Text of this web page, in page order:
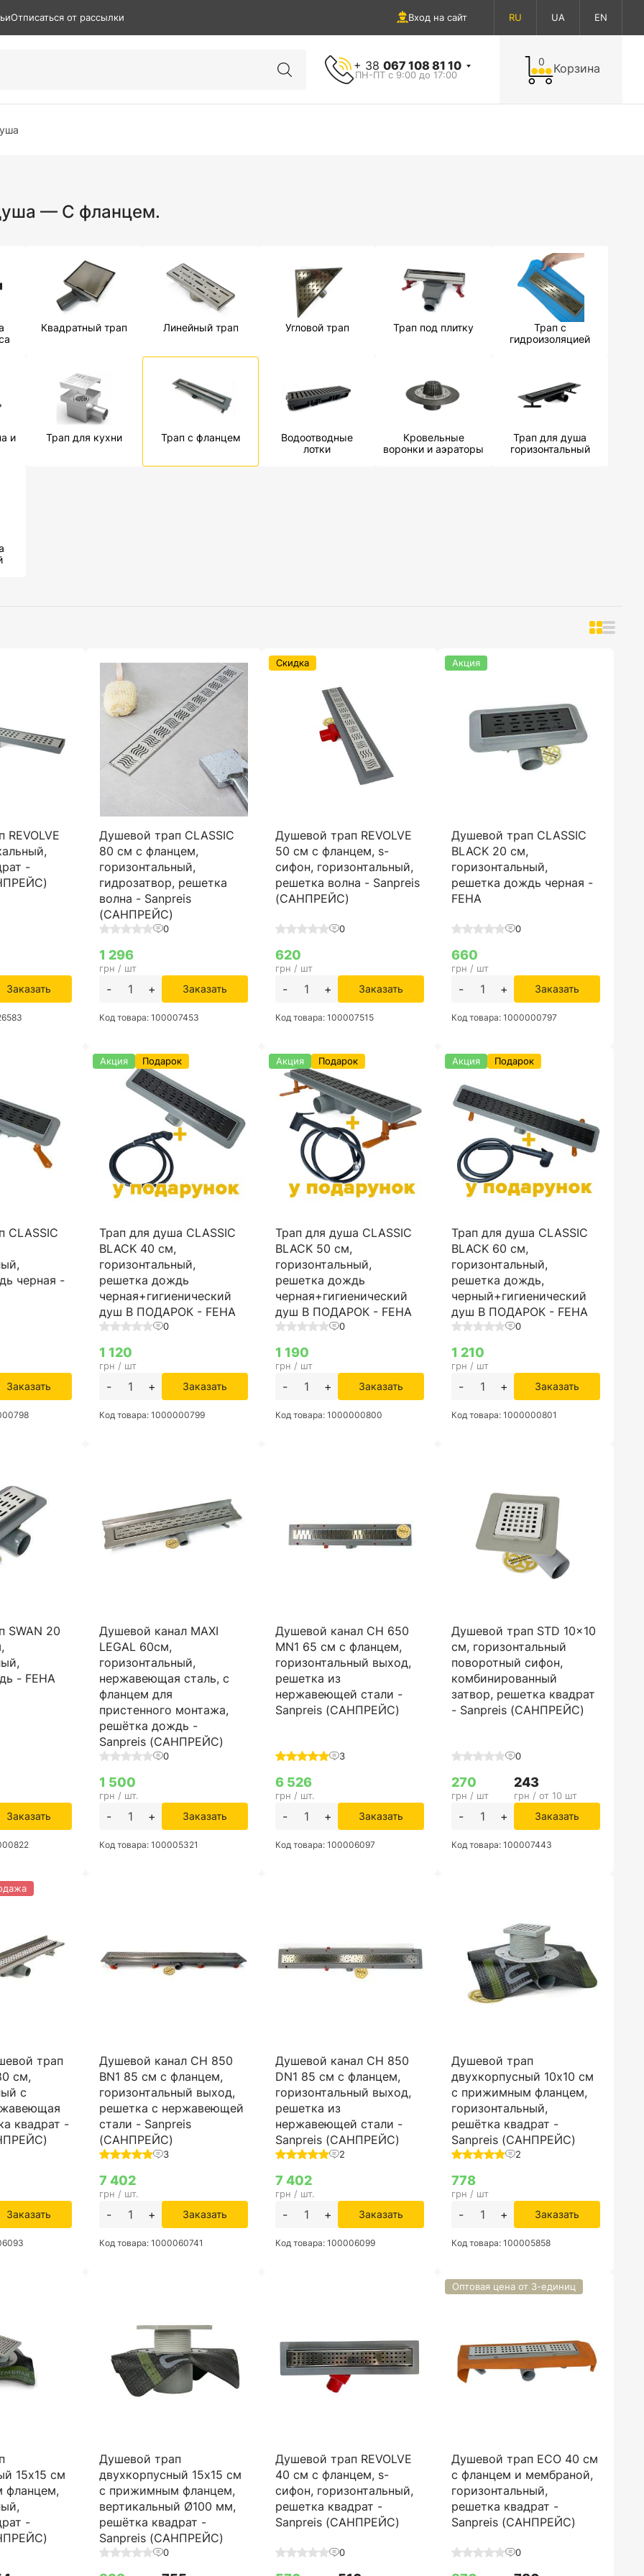
Отписаться от рассылки Вход на сайт RU UA EN
+ 38 067 108 81 10
ПН-ПТ с 9:00 до 17:00
0 Корзина
— С фланцем.
Квадратный трап Линейный трап Угловой трап Трап под плитку
Трап с
гидроизоляцией
и
Трап для кухни Трап с фланцем
Водоотводные
лотки
Кровельные
воронки и аэраторы
Трап для душа
горизонтальный
-
Заказать
Душевой трап CLASSIC
80 см с фланцем,
горизонтальный,
гидрозатвор, решетка
волна - Sanpreis
(САНПРЕЙС)
0
1 296
грн / шт
- + Заказать
Код товара: 100007453
Душевой трап REVOLVE
50 см с фланцем, s-
сифон, горизонтальный,
решетка волна - Sanpreis
(САНПРЕЙС)
0
Скидка
620
грн / шт
- + Заказать
Код товара: 100007515
Душевой трап CLASSIC
BLACK 20 см,
горизонтальный,
решетка дождь черная -
FEHA
0
Акция
660
грн / шт
- + Заказать
Код товара: 1000000797
CLASSIC
черная -
Заказать
Трап для душа CLASSIC
BLACK 40 см,
горизонтальный,
решетка дождь
черная+гигиенический
душ В ПОДАРОК - FEHA
0
Акция Подарок
1 120
грн / шт
- + Заказать
Код товара: 1000000799
Трап для душа CLASSIC
BLACK 50 см,
горизонтальный,
решетка дождь
черная+гигиенический
душ В ПОДАРОК - FEHA
0
Акция Подарок
1 190
грн / шт
- + Заказать
Код товара: 1000000800
Трап для душа CLASSIC
BLACK 60 см,
горизонтальный,
решетка дождь,
черный+гигиенический
душ В ПОДАРОК - FEHA
0
Акция Подарок
1 210
грн / шт
- + Заказать
Код товара: 1000000801
SWAN 20
- FEHA
Заказать
Душевой канал MAXI
LEGAL 60см,
горизонтальный,
нержавеющая сталь, с
фланцем для
пристенного монтажа,
решётка дождь -
Sanpreis (САНПРЕЙС)
0
1 500
грн / шт.
- + Заказать
Код товара: 100005321
Душевой канал CH 650
MN1 65 см с фланцем,
горизонтальный выход,
решетка из
нержавеющей стали -
Sanpreis (САНПРЕЙС)
3
6 526
грн / шт.
- + Заказать
Код товара: 100006097
Душевой трап STD 10x10
см, горизонтальный
поворотный сифон,
комбинированный
затвор, решетка квадрат
- Sanpreis (САНПРЕЙС)
0
270
грн / шт
243
грн / от 10 шт
- + Заказать
Код товара: 100007443
трап
см,
с
квадрат -
Заказать
Душевой канал CH 850
BN1 85 см с фланцем,
горизонтальный выход,
решетка с нержавеющей
стали - Sanpreis
(САНПРЕЙС)
3
7 402
грн / шт.
- + Заказать
Код товара: 1000060741
Душевой канал CH 850
DN1 85 см с фланцем,
горизонтальный выход,
решетка из
нержавеющей стали -
Sanpreis (САНПРЕЙС)
2
7 402
грн / шт.
- + Заказать
Код товара: 100006099
Душевой трап
двухкорпусный 10х10 см
с прижимным фланцем,
горизонтальный,
решётка квадрат -
Sanpreis (САНПРЕЙС)
2
778
грн / шт
- + Заказать
Код товара: 100005858
15х15 см
фланцем,
-
Душевой трап
двухкорпусный 15х15 см
с прижимным фланцем,
вертикальный Ø100 мм,
решётка квадрат -
Sanpreis (САНПРЕЙС)
0
Душевой трап REVOLVE
40 см с фланцем, s-
сифон, горизонтальный,
решетка квадрат -
Sanpreis (САНПРЕЙС)
0
Душевой трап ECO 40 см
с фланцем и мембраной,
горизонтальный,
решетка квадрат -
Sanpreis (САНПРЕЙС)
0
Оптовая цена от 3-единиц